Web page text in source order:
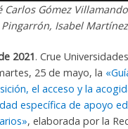
Carlos Gómez
Isabel
2021. Crue
25 de mayo, la
el acceso y la
específica de apoyo
, elaborada por la